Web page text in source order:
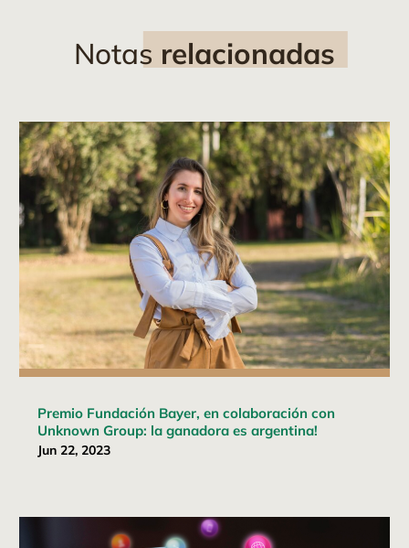
Notas relacionadas
Premio Fundación Bayer, en colaboración con
Unknown Group: la ganadora es argentina!
Jun 22, 2023